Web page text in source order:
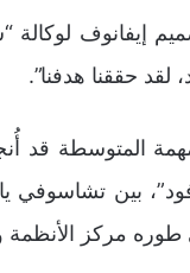
لوكالة
حققنا هدفنا”.
المتوسطة
بين تشاسوفي
طوره مركز